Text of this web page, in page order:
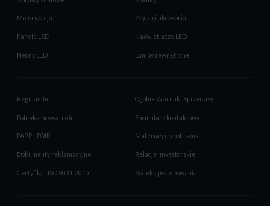
Motoryzacja Złącza i akcesoria
Panele LED Naświetlacze LED
Neony LED Lampy zewnętrzne
Regulamin Ogólne Warunki Sprzedaży
Polityka prywatności Formularz kontaktowy
PARP - POIR Materiały do pobrania
Dokumenty reklamacyjne Relacje inwestorskie
Certyfikat ISO 9001:2015 Kodeks postępowania